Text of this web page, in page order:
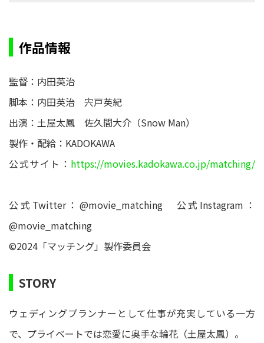
作品情報
監督：内田英治
脚本：内田英治 宍戸英紀
出演：土屋太鳳 佐久間大介（Snow Man）
製作・配給：KADOKAWA
公式サイト： https://movies.kadokawa.co.jp/matching/
公式Twitter：@movie_matching 公式Instagram：
@movie_matching
©2024「マッチング」製作委員会
STORY
ウェディングプランナーとして仕事が充実している一方
で、プライベートでは恋愛に奥手な輪花（土屋太鳳）。